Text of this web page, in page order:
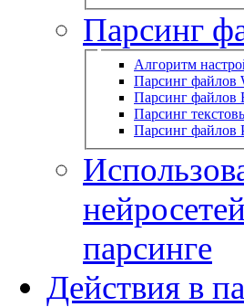
Парсинг
Алгоритм
Парсинг файлов
Парсинг файлов
Парсинг
Парсинг файлов
парсинге
Действия в